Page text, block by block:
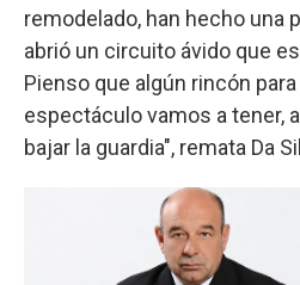
remodelado, han hecho una
abrió un circuito ávido que
Pienso que algún rincón
espectáculo vamos a tener,
bajar la guardia", remata Da